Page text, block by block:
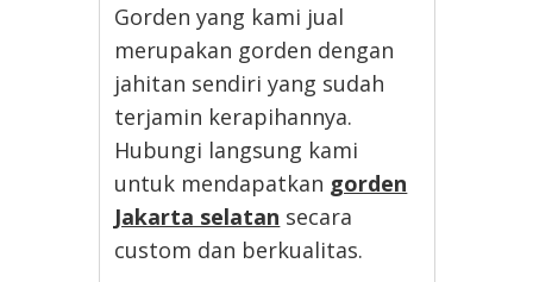
Gorden yang kami jual
merupakan gorden dengan
jahitan sendiri yang sudah
terjamin kerapihannya.
Hubungi langsung kami
untuk mendapatkan gorden
Jakarta selatan secara
custom dan berkualitas.